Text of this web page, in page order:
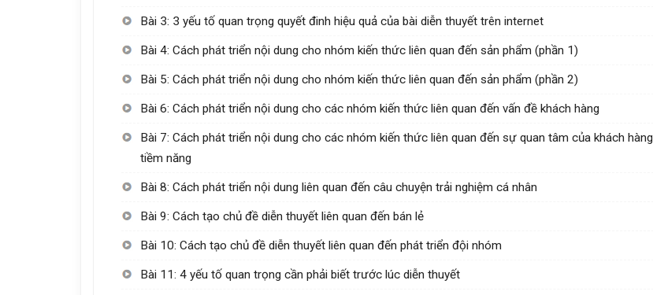
Bài 3: 3 yếu tố quan trọng quyết đinh hiệu quả của bài diễn thuyết trên internet
Bài 4: Cách phát triển nội dung cho nhóm kiến thức liên quan đến sản phẩm (phần 1)
Bài 5: Cách phát triển nội dung cho nhóm kiến thức liên quan đến sản phẩm (phần 2)
Bài 6: Cách phát triển nội dung cho các nhóm kiến thức liên quan đến vấn đề khách hàng
Bài 7: Cách phát triển nội dung cho các nhóm kiến thức liên quan đến sự quan tâm của khách hàng
tiềm năng
Bài 8: Cách phát triển nội dung liên quan đến câu chuyện trải nghiệm cá nhân
Bài 9: Cách tạo chủ đề diễn thuyết liên quan đến bán lẻ
Bài 10: Cách tạo chủ đề diễn thuyết liên quan đến phát triển đội nhóm
Bài 11: 4 yếu tố quan trọng cần phải biết trước lúc diễn thuyết